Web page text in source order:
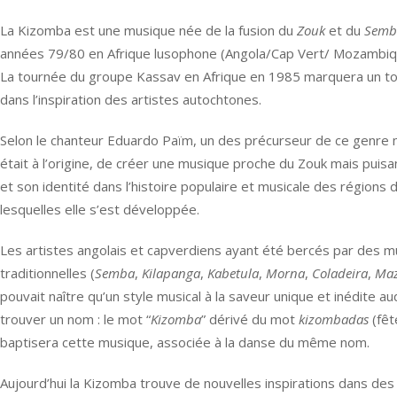
La Kizomba est une musique née de la fusion du Zouket du
années 79/80 en Afrique lusophone (Angola/Cap Vert/
La tournée du groupe Kassav en Afrique en 1985 marquera un
dans l’inspiration des artistes autochtones.
Selon le chanteur Eduardo Païm, un des précurseur de ce genre
était à l’origine, de créer une musique proche du Zouk mais
et son identité dans l’histoire populaire et musicale des régions
lesquelles elle s’est développée.
Les artistes angolais et capverdiens ayant été bercés par des
traditionnelles (Semba, Kilapanga, Kabetula, Morna, Coladeira,
pouvait naître qu’un style musical à la saveur unique et inédite
trouver un nom : le mot “Kizomba” dérivé du mot kizombadas
baptisera cette musique, associée à la danse du même nom.
Aujourd’hui la Kizomba trouve de nouvelles inspirations dans